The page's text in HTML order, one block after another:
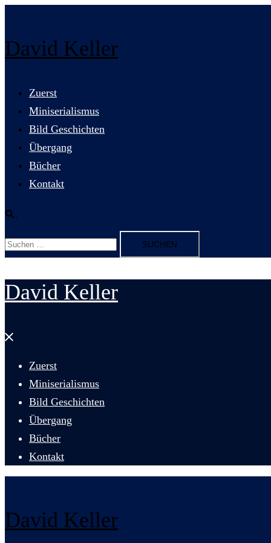
springen
David Keller
Zuerst
Miniserialismus
Bild Geschichten
Übergang
Bücher
Kontakt
Suche
Suchen
nach:
David Keller
Menü
Zuerst
Miniserialismus
Bild Geschichten
Übergang
Bücher
Kontakt
David Keller